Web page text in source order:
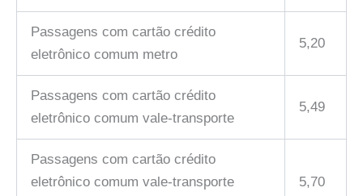
Passagens com cartão crédito
eletrônico comum metro
5,20
Passagens com cartão crédito
eletrônico comum vale-transporte
5,49
Passagens com cartão crédito
eletrônico comum vale-transporte
5,70